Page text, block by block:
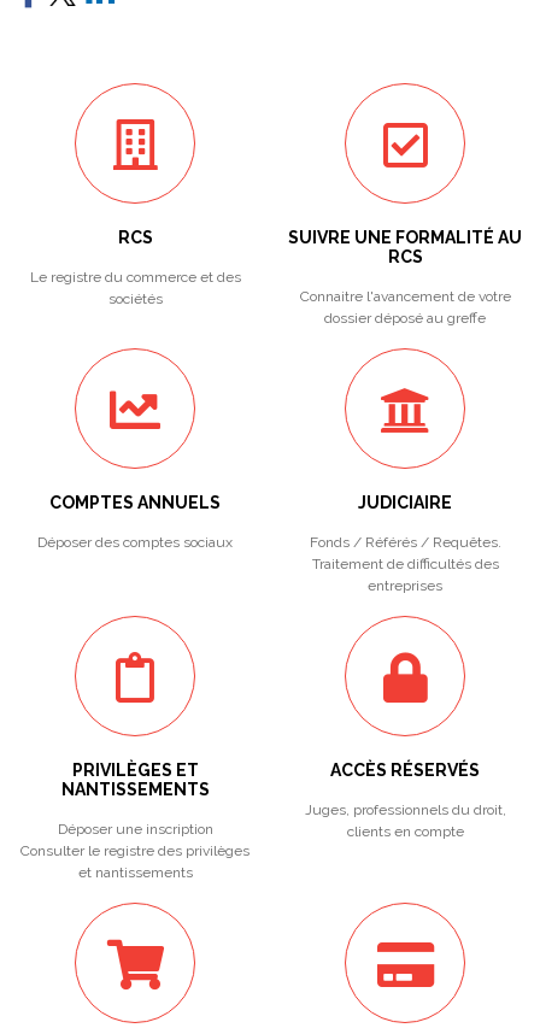
RCS
Le registre du commerce et des
sociétés
SUIVRE UNE FORMALITÉ AU
RCS
Connaitre l'avancement de votre
dossier déposé au greffe
COMPTES ANNUELS
Déposer des comptes sociaux
JUDICIAIRE
Fonds / Référés / Requêtes.
Traitement de difficultés des
entreprises
PRIVILÈGES ET
NANTISSEMENTS
Déposer une inscription
Consulter le registre des privilèges
et nantissements
ACCÈS RÉSERVÉS
Juges, professionnels du droit,
clients en compte